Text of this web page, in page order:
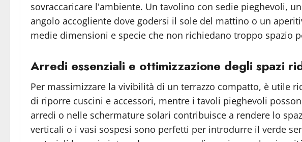
sovraccaricare l'ambiente. Un tavolino con sedie pieghevoli,
angolo accogliente dove godersi il sole del mattino o un
medie dimensioni e specie che non richiedano troppo spazio
Arredi essenziali e ottimizzazione degli spazi
Per massimizzare la vivibilità di un terrazzo compatto, è utile
di riporre cuscini e accessori, mentre i tavoli pieghevoli
arredi o nelle schermature solari contribuisce a rendere lo
verticali o i vasi sospesi sono perfetti per introdurre il verde